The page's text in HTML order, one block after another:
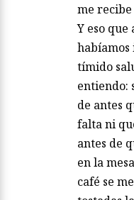
me recibe
Y eso
tímido
entiendo:
de antes
falta ni
antes de
en la
café se